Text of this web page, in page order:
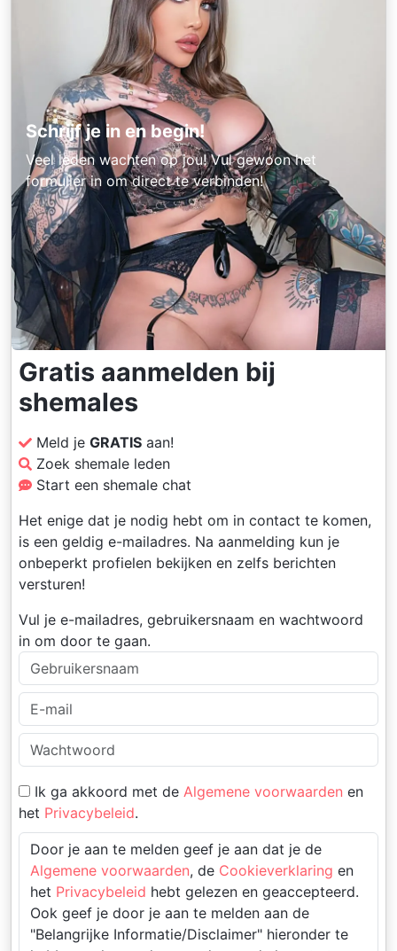
Schrijf je in en begin!
Veel leden wachten op jou! Vul gewoon het
formulier in om direct te verbinden!
Gratis aanmelden bij
shemales
Meld je GRATIS aan!
Zoek shemale leden
Start een shemale chat
Het enige dat je nodig hebt om in contact te komen,
is een geldig e-mailadres. Na aanmelding kun je
onbeperkt profielen bekijken en zelfs berichten
versturen!
Vul je e-mailadres, gebruikersnaam en wachtwoord
in om door te gaan.
Ik ga akkoord met de Algemene voorwaarden en
het Privacybeleid.
Door je aan te melden geef je aan dat je de
Algemene voorwaarden, de Cookieverklaring en
het Privacybeleid hebt gelezen en geaccepteerd.
Ook geef je door je aan te melden aan de
"Belangrijke Informatie/Disclaimer" hieronder te